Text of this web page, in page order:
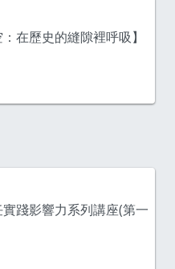
在歷史的縫隙裡呼吸】
踐影響力系列講座(第一